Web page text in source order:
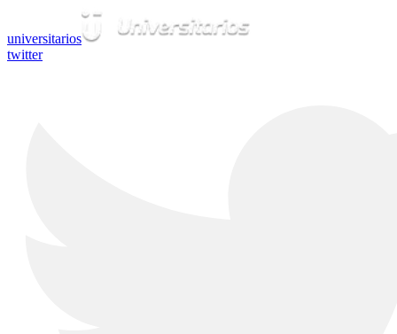
universitarios
twitter